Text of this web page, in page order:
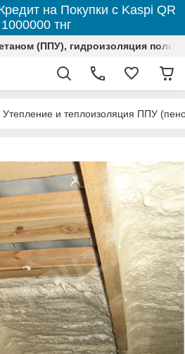
на Покупки с Kaspi QR
тнг
(ППУ), гидроизоляция
Утепление и теплоизоляция ППУ